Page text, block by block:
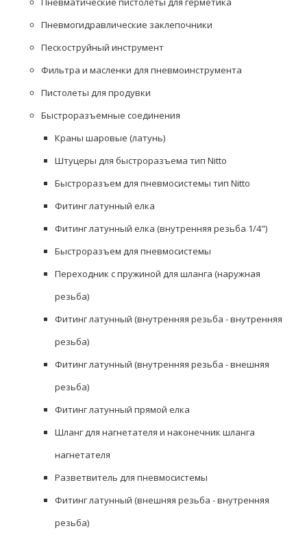
Пневмогидравлические заклепочники
Пескоструйный инструмент
Фильтра и масленки для пневмоинструмента
Пистолеты для продувки
Быстроразъемные соединения
Краны шаровые (латунь)
Штуцеры для быстроразъема тип Nitto
Быстроразъем для пневмосистемы тип Nitto
Фитинг латунный елка
Фитинг латунный елка (внутренняя резьба 1/4")
Быстроразъем для пневмосистемы
Переходник с пружиной для шланга (наружная
резьба)
Фитинг латунный (внутренняя резьба - внутренняя
резьба)
Фитинг латунный (внутренняя резьба - внешняя
резьба)
Фитинг латунный прямой елка
Шланг для нагнетателя и наконечник шланга
нагнетателя
Разветвитель для пневмосистемы
Фитинг латунный (внешняя резьба - внутренняя
резьба)